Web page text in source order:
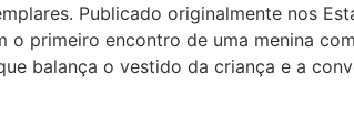
Publicado originalmente nos
o primeiro encontro de uma menina
balança o vestido da criança e a